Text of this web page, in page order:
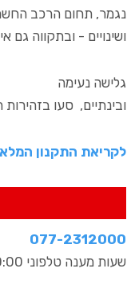
נגמר, תחום הרכב
ושינויים - ובתקווה גם
גלישה נעימה
ובינתיים, סעו
לקריאת התקנון
077-2312000​
שעות מענה טלפוני 20:00 – 08:00